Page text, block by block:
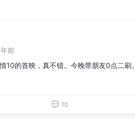
前
10的首映，真不错。今晚带朋友0点二刷。
10